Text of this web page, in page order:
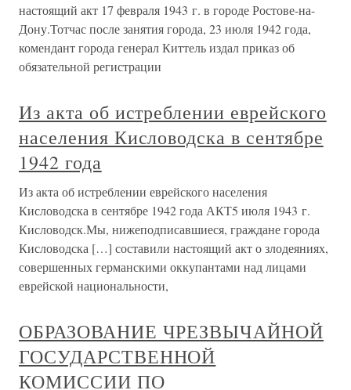
настоящий акт 17 февраля 1943 г. в городе Ростове-на-
Дону.Тотчас после занятия города, 23 июля 1942 года,
комендант города генерал Киттель издал приказ об
обязательной регистрации
Из акта об истреблении еврейского
населения Кисловодска в сентябре
1942 года
Из акта об истреблении еврейского населения
Кисловодска в сентябре 1942 года АКТ5 июля 1943 г.
Кисловодск.Мы, нижеподписавшиеся, граждане города
Кисловодска […] составили настоящий акт о злодеяниях,
совершенных германскими оккупантами над лицами
еврейской национальности,
ОБРАЗОВАНИЕ ЧРЕЗВЫЧАЙНОЙ
ГОСУДАРСТВЕННОЙ
КОМИССИИ ПО